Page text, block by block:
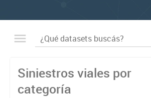
Siniestros viales por
categoría